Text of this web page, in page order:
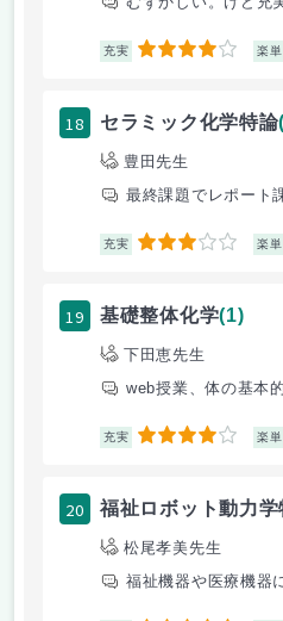
充実 4 楽単
18 セラミック化学特論
豊田先生
最終課題でレポート
充実 3 楽単
19 基礎整体化学(1)
下田恵先生
web授業、体の基本
充実 4 楽単
20 福祉ロボット動力学
松尾孝美先生
福祉機器や医療機器